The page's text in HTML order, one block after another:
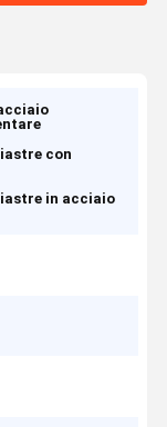
con
in acciaio